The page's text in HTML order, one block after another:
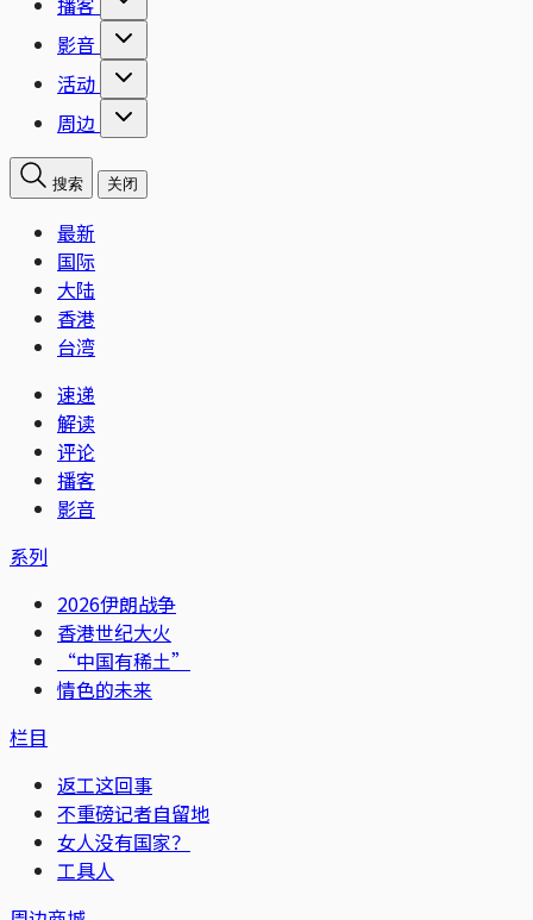
影音
活动
周边
搜索 关闭
最新
国际
大陆
香港
台湾
速递
解读
评论
播客
影音
系列
2026伊朗战争
香港世纪大火
“中国有稀土”
情色的未来
栏目
返工这回事
不重磅记者自留地
女人没有国家？
工具人